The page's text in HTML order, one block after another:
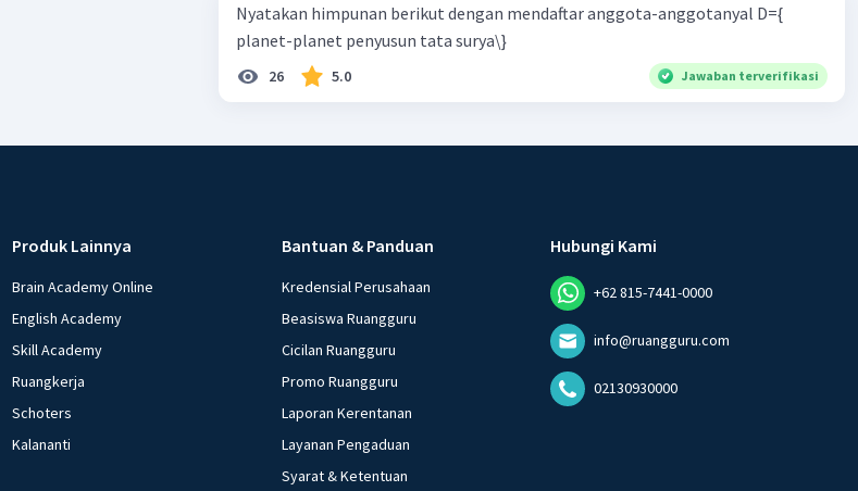
Nyatakan himpunan berikut dengan mendaftar anggota-anggotanyal D={
planet-planet penyusun tata surya\}
26 5.0 Jawaban terverifikasi
Produk Lainnya
Brain Academy Online
English Academy
Skill Academy
Ruangkerja
Schoters
Kalananti
Bantuan & Panduan
Kredensial Perusahaan
Beasiswa Ruangguru
Cicilan Ruangguru
Promo Ruangguru
Laporan Kerentanan
Layanan Pengaduan
Syarat & Ketentuan
Hubungi Kami
+62 815-7441-0000
info@ruangguru.com
02130930000